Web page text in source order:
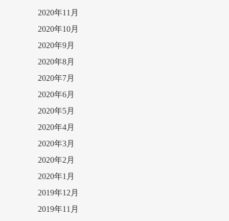
2020年11月
2020年10月
2020年9月
2020年8月
2020年7月
2020年6月
2020年5月
2020年4月
2020年3月
2020年2月
2020年1月
2019年12月
2019年11月